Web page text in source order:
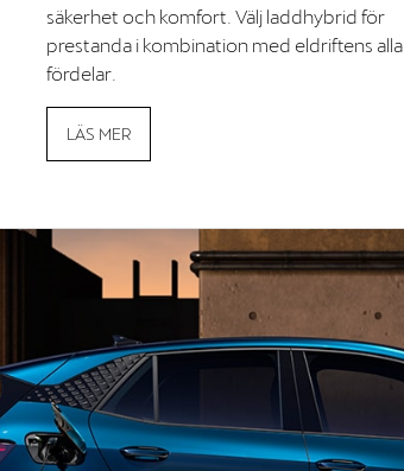
säkerhet och komfort. Välj laddhybrid för
prestanda i kombination med eldriftens alla
fördelar.
LÄS MER